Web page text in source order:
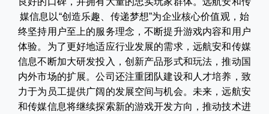
媒信息以“创造乐趣、传递梦想”为企业核心价值观，始
终坚持用户至上的服务理念，不断提升游戏内容和用户
体验。为了更好地适应行业发展的需求，远航安和传媒
信息不断加大研发投入，创新产品形式和玩法，推动国
内外市场的扩展。公司还注重团队建设和人才培养，致
力于为员工提供广阔的发展空间与机会。未来，远航安
和传媒信息将继续探索新的游戏开发方向，推动技术进